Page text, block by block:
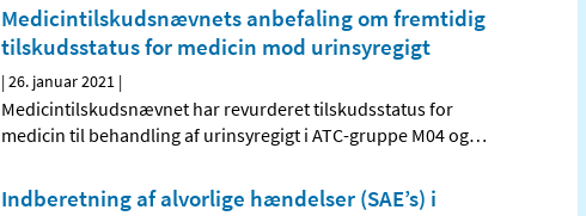
Medicintilskudsnævnets anbefaling om fremtidig
tilskudsstatus for medicin mod urinsyregigt
|26. januar 2021 |
Medicintilskudsnævnet har revurderet tilskudsstatus for
medicin til behandling af urinsyregigt i ATC-gruppe M04 og…
Indberetning af alvorlige hændelser (SAE’s) i